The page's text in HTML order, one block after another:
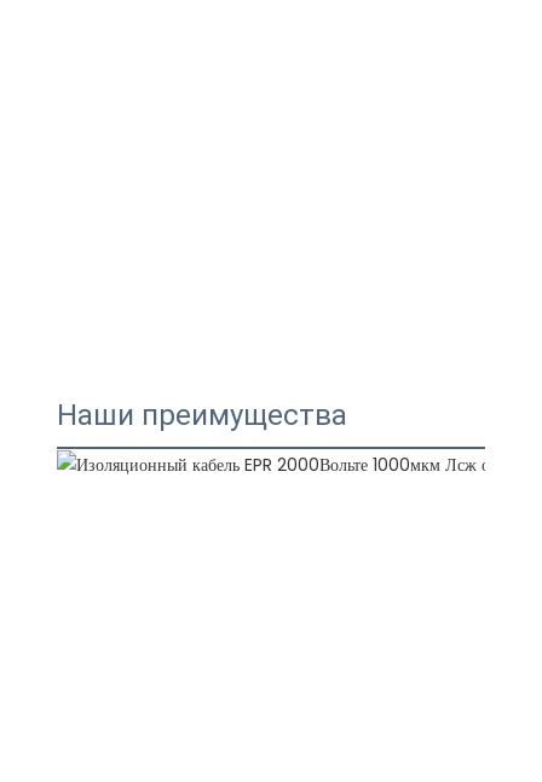
Наши преимущества